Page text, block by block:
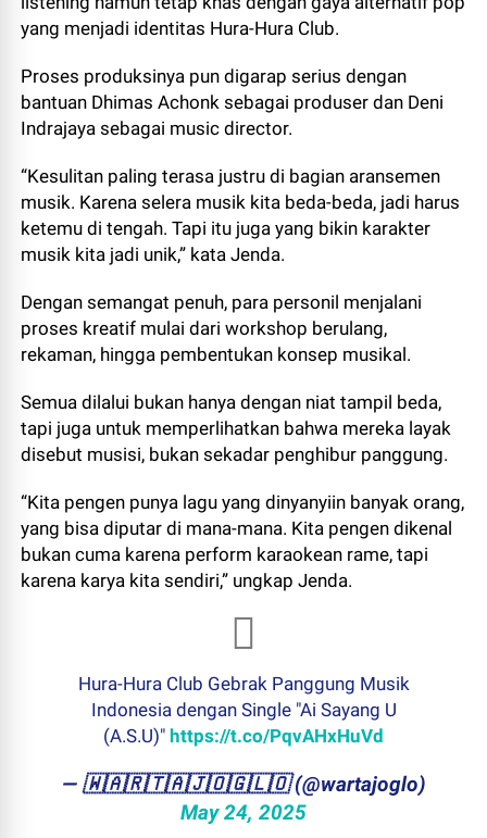
yang menjadi identitas Hura-Hura Club.
Proses produksinya pun digarap serius dengan
bantuan Dhimas Achonk sebagai produser dan Deni
Indrajaya sebagai music director.
“Kesulitan paling terasa justru di bagian aransemen
musik. Karena selera musik kita beda-beda, jadi harus
ketemu di tengah. Tapi itu juga yang bikin karakter
musik kita jadi unik,” kata Jenda.
Dengan semangat penuh, para personil menjalani
proses kreatif mulai dari workshop berulang,
rekaman, hingga pembentukan konsep musikal.
Semua dilalui bukan hanya dengan niat tampil beda,
tapi juga untuk memperlihatkan bahwa mereka layak
disebut musisi, bukan sekadar penghibur panggung.
“Kita pengen punya lagu yang dinyanyiin banyak orang,
yang bisa diputar di mana-mana. Kita pengen dikenal
bukan cuma karena perform karaokean rame, tapi
karena karya kita sendiri,” ungkap Jenda.
Hura-Hura Club Gebrak Panggung Musik
Indonesia dengan Single "Ai Sayang U
(A.S.U)" https://t.co/PqvAHxHuVd
— ​🇼​​🇦​​🇷​​🇹​​🇦​​🇯​​🇴​​🇬​​🇱​​🇴 (@wartajoglo)
May 24, 2025